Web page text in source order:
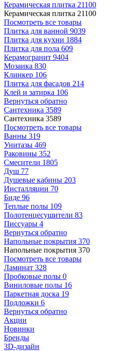
Керамическая плитка 21100
Керамическая плитка 21100
Посмотреть все товары
Плитка для ванной 9039
Плитка для кухни 1884
Плитка для пола 609
Керамогранит 9404
Мозаика 830
Клинкер 106
Плитка для фасадов 214
Клей и затирка 106
Вернуться обратно
Сантехника 3589
Сантехника 3589
Посмотреть все товары
Ванны 319
Унитазы 469
Раковины 352
Смесители 1805
Душ 77
Душевые кабины 203
Инсталляции 70
Биде 96
Теплые полы 109
Полотенцесушители 83
Писсуары 4
Вернуться обратно
Напольные покрытия 370
Напольные покрытия 370
Посмотреть все товары
Ламинат 328
Пробковые полы 0
Виниловые полы 16
Паркетная доска 19
Подложки 6
Вернуться обратно
Акции
Новинки
Бренды
3D-дизайн